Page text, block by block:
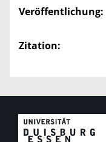
Veröffentlichung:
Zitation: